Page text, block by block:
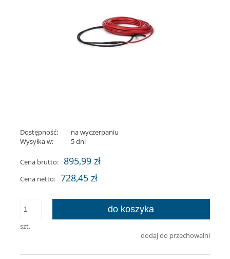
Dostępność:
na wyczerpaniu
Wysyłka w:
5 dni
Cena brutto: 895,99 zł
Cena netto: 728,45 zł
szt.
do koszyka
dodaj do przechowalni